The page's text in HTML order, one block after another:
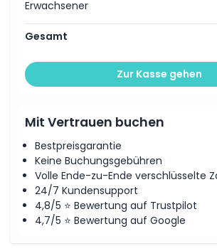
Erwachsener
Gesamt
Zur Kasse gehen
Mit Vertrauen buchen
Bestpreisgarantie
Keine Buchungsgebühren
Volle Ende-zu-Ende verschlüsselte
24/7 Kundensupport
4,8/5 ⭐ Bewertung auf Trustpilot
4,7/5 ⭐ Bewertung auf Google